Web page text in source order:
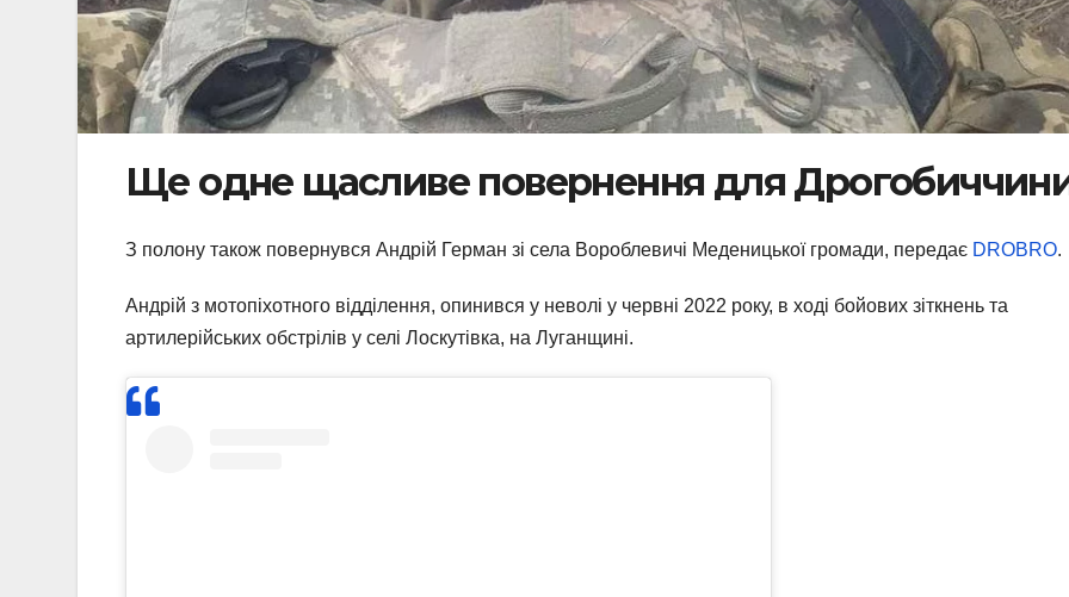
Ще одне щасливе повернення для
З полону також повернувся Андрій Герман зі села Вороблевичі Меденицької громади, передає DROBRO.
Андрій з мотопіхотного відділення, опинився у неволі у червні 2022 року, в ході бойових зіткнень та
артилерійських обстрілів у селі Лоскутівка, на Луганщині.